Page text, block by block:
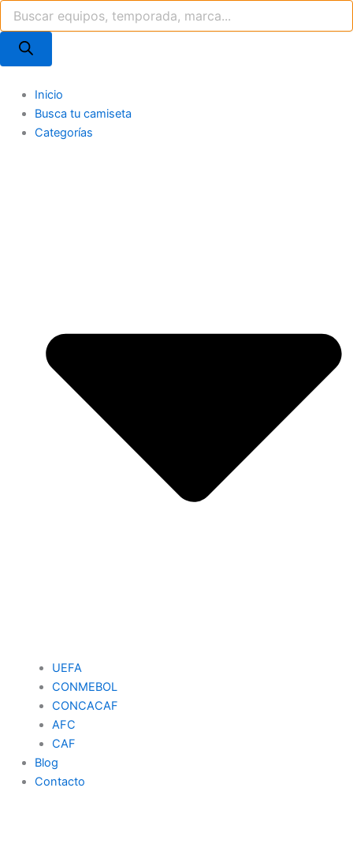
al
contenido
Búsqueda
productos
Inicio
Busca tu camiseta
Categorías
UEFA
CONMEBOL
CONCACAF
AFC
CAF
Blog
Contacto